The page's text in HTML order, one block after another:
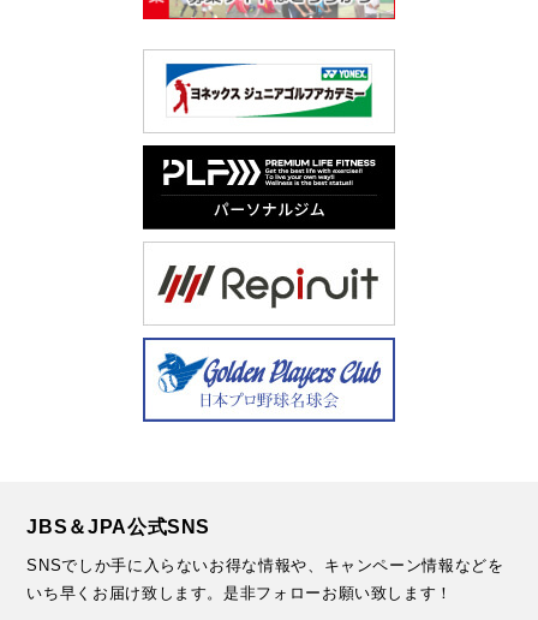
JBS＆JPA公式SNS
SNSでしか手に入らないお得な情報や、キャンペーン情報などを
いち早くお届け致します。是非フォローお願い致します！